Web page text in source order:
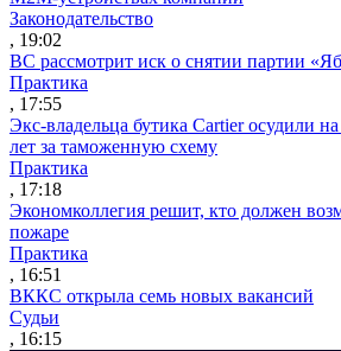
Законодательство
, 19:02
ВС рассмотрит иск о снятии партии
Практика
, 17:55
Экс-владельца бутика Cartier осудили
лет за таможенную схему
Практика
, 17:18
Экономколлегия решит, кто должен
пожаре
Практика
, 16:51
ВККС открыла семь новых вакансий
Судьи
, 16:15